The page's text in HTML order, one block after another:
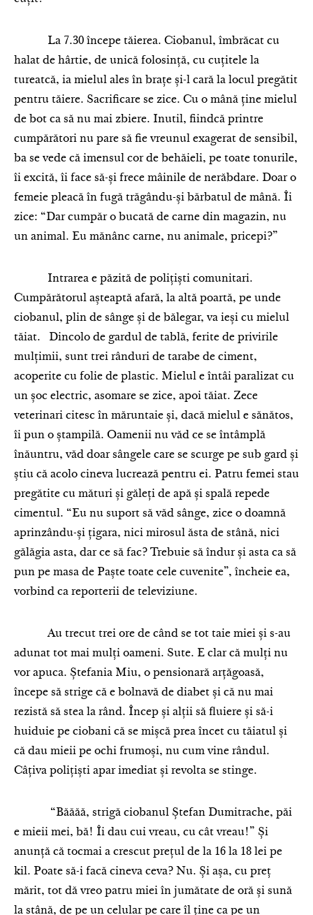
La 7.30 începe tăierea. Ciobanul, îmbrăcat cu
halat de hârtie, de unică folosință, cu cuțitele la
tureatcă, ia mielul ales în brațe și-l cară la locul pregătit
pentru tăiere. Sacrificare se zice. Cu o mână ține mielul
de bot ca să nu mai zbiere. Inutil, fiindcă printre
cumpărători nu pare să fie vreunul exagerat de sensibil,
ba se vede că imensul cor de behăieli, pe toate tonurile,
îi excită, îi face să-și frece mâinile de nerăbdare. Doar o
femeie pleacă în fugă trăgându-și bărbatul de mână. Îi
zice: “Dar cumpăr o bucată de carne din magazin, nu
un animal. Eu mănânc carne, nu animale, pricepi?”
Intrarea e păzită de polițiști comunitari.
Cumpărătorul așteaptă afară, la altă poartă, pe unde
ciobanul, plin de sânge și de bălegar, va ieși cu mielul
tăiat. Dincolo de gardul de tablă, ferite de privirile
mulțimii, sunt trei rânduri de tarabe de ciment,
acoperite cu folie de plastic. Mielul e întâi paralizat cu
un șoc electric, asomare se zice, apoi tăiat. Zece
veterinari citesc în măruntaie și, dacă mielul e sănătos,
îi pun o ștampilă. Oamenii nu văd ce se întâmplă
înăuntru, văd doar sângele care se scurge pe sub gard și
știu că acolo cineva lucrează pentru ei. Patru femei stau
pregătite cu mături și găleți de apă și spală repede
cimentul. “Eu nu suport să văd sânge, zice o doamnă
aprinzându-și țigara, nici mirosul ăsta de stână, nici
gălăgia asta, dar ce să fac? Trebuie să îndur și asta ca să
pun pe masa de Paște toate cele cuvenite”, încheie ea,
vorbind ca reporterii de televiziune.
Au trecut trei ore de când se tot taie miei și s-au
adunat tot mai mulți oameni. Sute. E clar că mulți nu
vor apuca. Ștefania Miu, o pensionară arțăgoasă,
începe să strige că e bolnavă de diabet și că nu mai
rezistă să stea la rând. Încep și alții să fluiere și să-i
huiduie pe ciobani că se mișcă prea încet cu tăiatul și
că dau mieii pe ochi frumoși, nu cum vine rândul.
Câțiva polițiști apar imediat și revolta se stinge.
“Băăăă, strigă ciobanul Ștefan Dumitrache, păi
e mieii mei, bă! Îi dau cui vreau, cu cât vreau!” Și
anunță că tocmai a crescut prețul de la 16 la 18 lei pe
kil. Poate să-i facă cineva ceva? Nu. Și așa, cu preț
mărit, tot dă vreo patru miei în jumătate de oră și sună
la stână, de pe un celular pe care îl ține ca pe un